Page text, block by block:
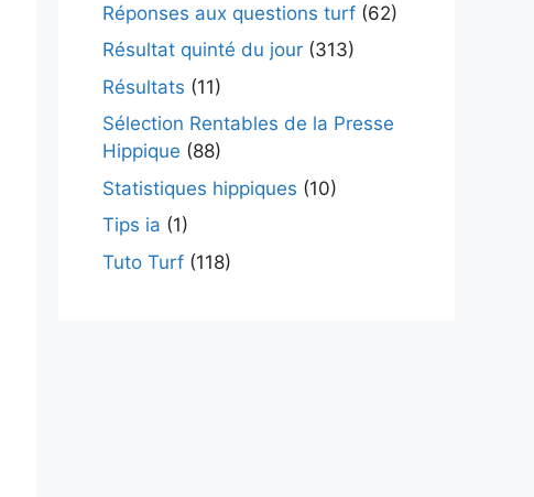
Réponses aux questions turf (62)
Résultat quinté du jour (313)
Résultats (11)
Sélection Rentables de la Presse
Hippique (88)
Statistiques hippiques (10)
Tips ia (1)
Tuto Turf (118)